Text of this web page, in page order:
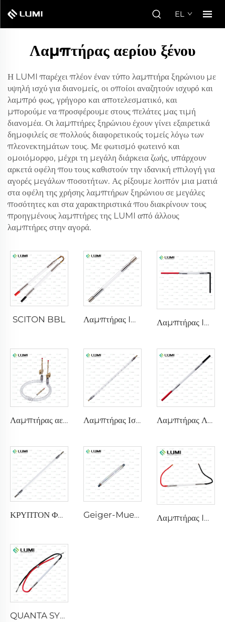
EL
Λαμπτήρας αερίου ξένου
Η LUMI παρέχει πλέον έναν τύπο λαμπτήρα ξηρώνιου με
υψηλή ισχύ για διανομείς, οι οποίοι αναζητούν ισχυρό και
λαμπρό φως, γρήγορο και αποτελεσματικό, και
μπορούμε να προσφέρουμε στους πελάτες μας τιμή
διανομέα. Οι λαμπτήρες ξηρώνιου έχουν γίνει εξαιρετικά
δημοφιλείς σε πολλούς διαφορετικούς τομείς λόγω των
πλεονεκτημάτων τους. Με φωτισμό φωτεινό και
ομοιόμορφο, μέχρι τη μεγάλη διάρκεια ζωής, υπάρχουν
αρκετά οφέλη που τους καθιστούν την ιδανική επιλογή για
αγορές μεγάλων ποσοτήτων. Ας ρίξουμε λοιπόν μια ματιά
στα οφέλη της χρήσης λαμπτήρων ξηρώνιου σε μεγάλες
ποσότητες και στα χαρακτηριστικά που διακρίνουν τους
προηγμένους λαμπτήρες της LUMI από άλλους
λαμπτήρες στην αγορά.
SCITON BBL Λαμπτήρας IPL Xenon P1640 – 7×47×110 mm Λαμπτήρας IPL Ξένου P1541 – 9×45×100 mm
Λαμπτήρας αερίου προσομοιωτή ηλιακού φωτός D1200 – 10×110 mm Λαμπτήρας Ισχυρού Παλμού για Απολύμανση L5590 – 9×250×300 mm Λαμπτήρας Λέιζερ Ξένον L2021-7×65×130 mm
ΚΡΥΠΤΟΝ ΦΛΑΣ Geiger-Mueller M4011 Λαμπτήρας IPL P2021-7×65×130 mm
QUANTA SYSTEM